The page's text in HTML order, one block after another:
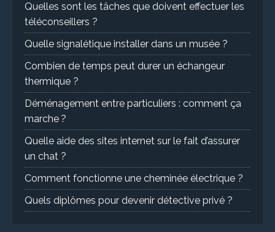
Quelles sont les tâches que doivent effectuer les
téléconseillers ?
Quelle signalétique installer dans un musée ?
Combien de temps peut durer un échangeur
thermique ?
Déménagement entre particuliers : comment ça
marche ?
Quelle aide des sites internet sur le fait d’assurer
un chat ?
Comment fonctionne une cheminée électrique ?
Quels diplômes pour devenir détective privé ?